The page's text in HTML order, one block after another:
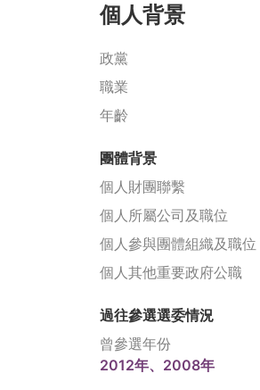
個人背景
政黨
職業
年齡
團體背景
個人財團聯繫
個人所屬公司及職位
個人參與團體組織及職位
個人其他重要政府公職
過往參選選委情況
曾參選年份
2012年、2008年